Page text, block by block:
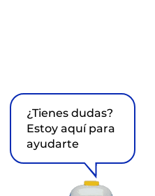
¿Tienes dudas?
Estoy aquí para
ayudarte